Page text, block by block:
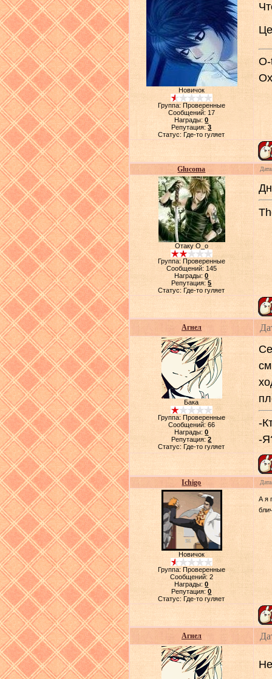
Новичок
Группа: Проверенные
Сообщений: 17
Награды:0
Репутация:3
Статус:Где-то гуляет
Glucoma
Отаку О_о
Группа: Проверенные
Сообщений: 145
Награды:0
Репутация:5
Статус:Где-то гуляет
Агнел
Бака
Группа: Проверенные
Сообщений: 66
Награды:0
Репутация:2
Статус:Где-то гуляет
-
-
Ichigo
Новичок
Группа: Проверенные
Сообщений: 2
Награды:0
Репутация:0
Статус:Где-то гуляет
А я
Агнел